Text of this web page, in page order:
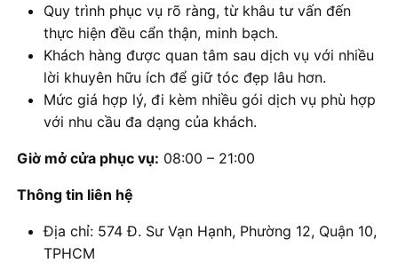
Quy trình phục vụ rõ ràng, từ khâu tư vấn đến
thực hiện đều cẩn thận, minh bạch.
Khách hàng được quan tâm sau dịch vụ với nhiều
lời khuyên hữu ích để giữ tóc đẹp lâu hơn.
Mức giá hợp lý, đi kèm nhiều gói dịch vụ phù hợp
với nhu cầu đa dạng của khách.
Giờ mở cửa phục vụ: 08:00 – 21:00
Thông tin liên hệ
Địa chỉ: 574 Đ. Sư Vạn Hạnh, Phường 12, Quận 10,
TPHCM